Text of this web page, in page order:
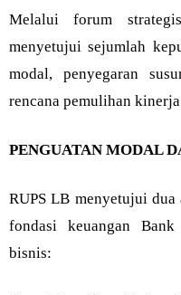
Melalui forum
menyetujui sejumlah
modal, penyegaran
rencana pemulihan
PENGUATAN MODAL
RUPS LB menyetujui
fondasi keuangan
bisnis: